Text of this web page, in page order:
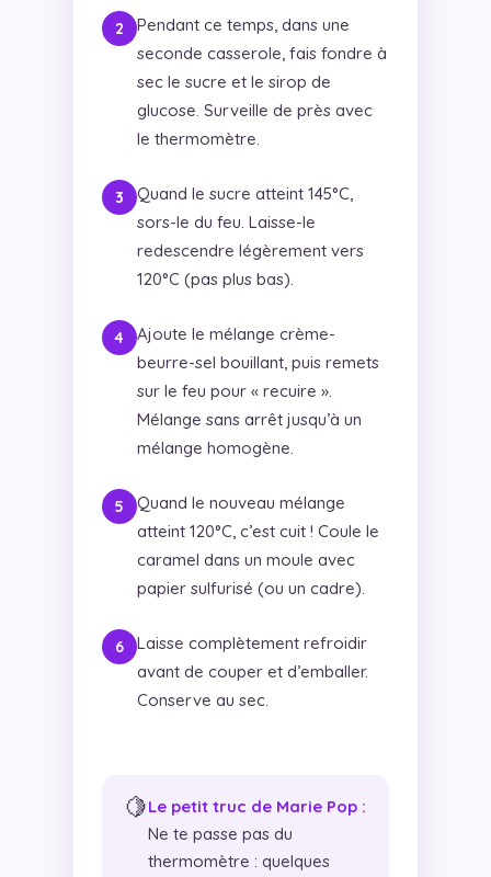
Pendant ce temps, dans une
seconde casserole, fais fondre à
sec le sucre et le sirop de
glucose. Surveille de près avec
le thermomètre.
Quand le sucre atteint 145°C,
sors-le du feu. Laisse-le
redescendre légèrement vers
120°C (pas plus bas).
Ajoute le mélange crème-
beurre-sel bouillant, puis remets
sur le feu pour « recuire ».
Mélange sans arrêt jusqu’à un
mélange homogène.
Quand le nouveau mélange
atteint 120°C, c’est cuit ! Coule le
caramel dans un moule avec
papier sulfurisé (ou un cadre).
Laisse complètement refroidir
avant de couper et d’emballer.
Conserve au sec.
🍋Le petit truc de Marie Pop :
Ne te passe pas du
thermomètre : quelques